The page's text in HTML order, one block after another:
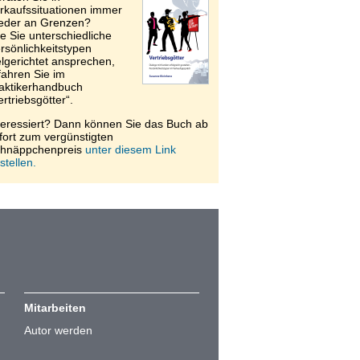
immer
an Grenzen?
Sie unterschiedliche
ansprechen,
Sie im
Dann können Sie das Buch ab
zum vergünstigten
unter diesem Link
Mitarbeiten
Autor werden